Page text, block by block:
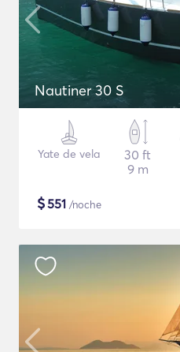
Nautiner 30 S
Yate de vela
30 ft
9 m
$551 /noche